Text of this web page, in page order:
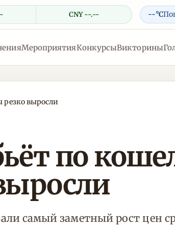
CNY --.-- --°C
МероприятияКонкурсыВикторины
резко выросли
по
самый заметный рост цен